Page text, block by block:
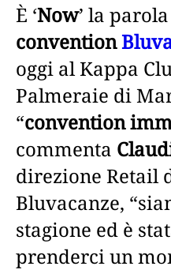
È ‘Now’ la
convention
oggi al Kappa
Palmeraie di
“convention
commenta
direzione Retail
Bluvacanze,
stagione ed è
prenderci un